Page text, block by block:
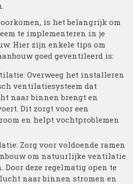
is het belangrijk om
te implementeren in je
Hier zijn enkele tips om
goed geventileerd is:
Overweeg het installeren
ventilatiesysteem dat
naar binnen brengt en
Dit zorgt voor een
en helpt vochtproblemen
Zorg voor voldoende ramen
om natuurlijke ventilatie
Door deze regelmatig open te
naar binnen stromen en